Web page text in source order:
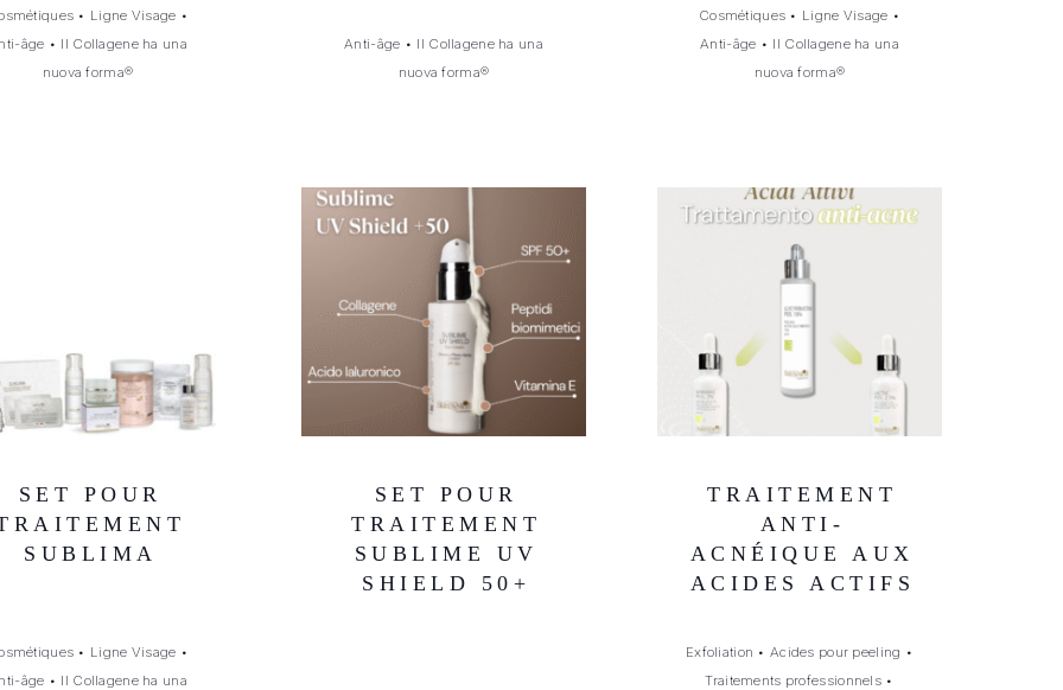
• Ligne Visage •
âge • Il Collagene ha una
nuova forma®
Anti-âge • Il Collagene ha una
nuova forma®
Cosmétiques • Ligne Visage •
Anti-âge • Il Collagene ha una
nuova forma®
SET POUR
SUBLIMA
• Ligne Visage •
âge • Il Collagene ha una
SET POUR
TRAITEMENT
SUBLIME UV
SHIELD 50+
TRAITEMENT
ANTI-
ACNÉIQUE AUX
ACIDES ACTIFS
Exfoliation • Acides pour peeling •
Traitements professionnels•